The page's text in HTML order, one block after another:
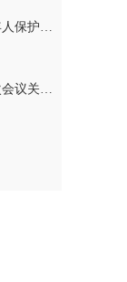
湖南省实施《中华人民共和国未成年人保护法》若干规定
湖南省第十四届人民代表大会第二次会议关于湖南省人民代表大会常务委员会工作报告的决议